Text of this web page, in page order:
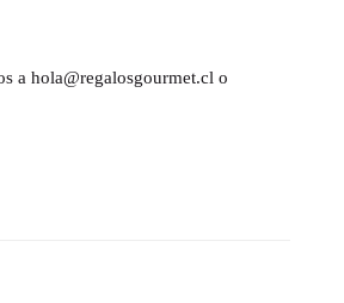
a hola@regalosgourmet.cl o